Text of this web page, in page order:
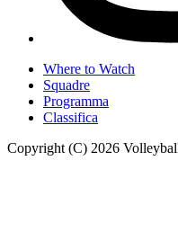
Where to Watch
Squadre
Programma
Classifica
Copyright (C) 2026